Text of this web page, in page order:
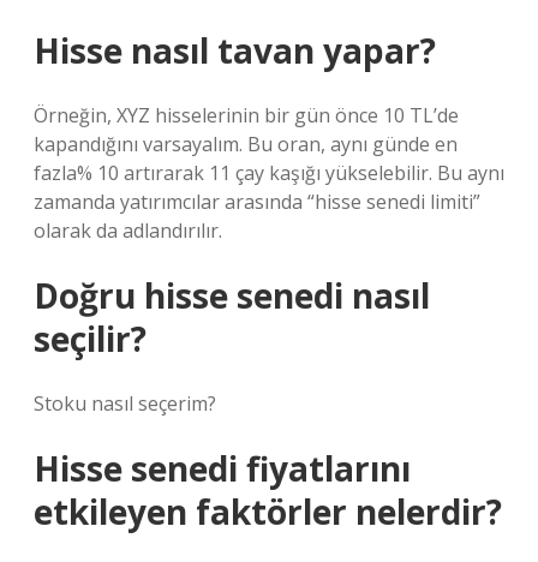
Hisse nasıl tavan yapar?
Örneğin, XYZ hisselerinin bir gün önce 10 TL’de
kapandığını varsayalım. Bu oran, aynı günde en
fazla% 10 artırarak 11 çay kaşığı yükselebilir. Bu aynı
zamanda yatırımcılar arasında “hisse senedi limiti”
olarak da adlandırılır.
Doğru hisse senedi nasıl
seçilir?
Stoku nasıl seçerim?
Hisse senedi fiyatlarını
etkileyen faktörler nelerdir?